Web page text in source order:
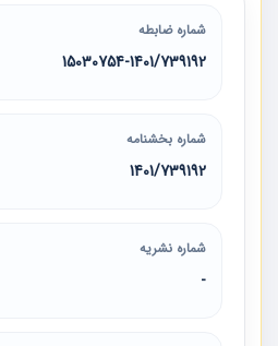
شماره ضابطه
15030754-1401/739192
شماره بخشنامه
1401/739192
شماره نشریه
-